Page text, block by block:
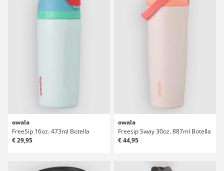
owala
FreeSip 16oz. 473ml Botella
€ 29,95
owala
Freesip Sway 30oz. 887ml Botella
€ 44,95